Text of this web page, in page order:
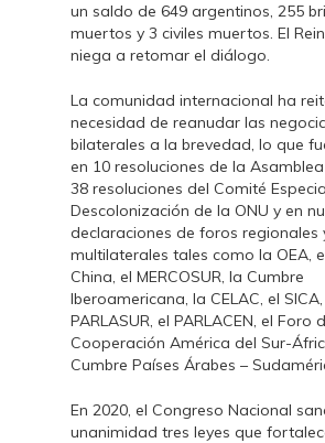
un saldo de 649 argentinos, 255
muertos y 3 civiles muertos. El
niega a retomar el diálogo.
La comunidad internacional ha
necesidad de reanudar las
bilaterales a la brevedad, lo que
en 10 resoluciones de la
38 resoluciones del Comité
Descolonización de la ONU y en
declaraciones de foros regionales
multilaterales tales como la OEA,
China, el MERCOSUR, la Cumbre
Iberoamericana, la CELAC, el
PARLASUR, el PARLACEN, el Foro
Cooperación América del Sur-
Cumbre Países Árabes –
En 2020, el Congreso Nacional
unanimidad tres leyes que